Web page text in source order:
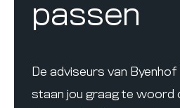
passen
De adviseurs van
staan jou graag te woord